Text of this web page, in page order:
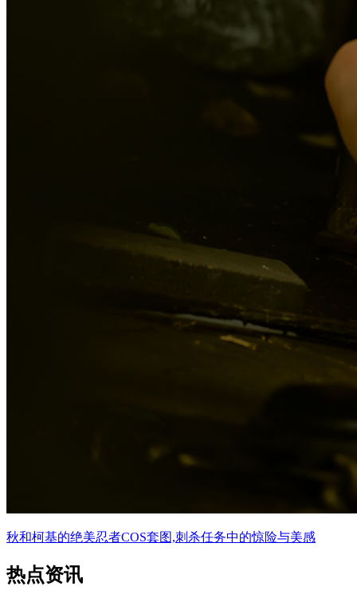
秋和柯基的绝美忍者COS套图,刺杀任务中的惊险与美感
热点资讯